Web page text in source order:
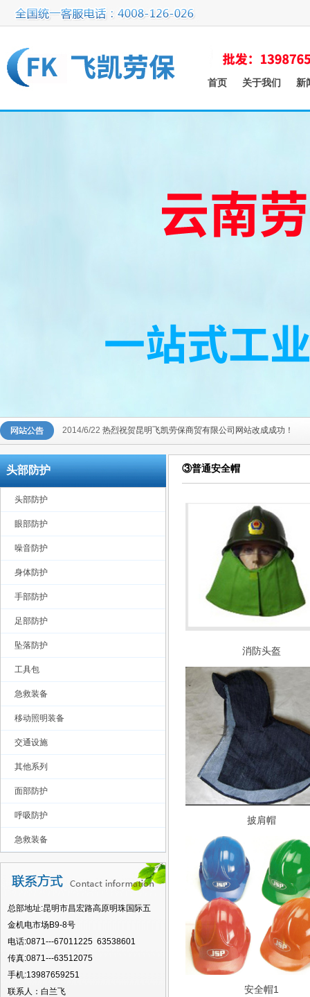
首页 关于我们 新
2014/6/22 热烈祝贺昆明飞凯劳保商贸有限公司网站改成成功！
头部防护
头部防护
眼部防护
噪音防护
身体防护
手部防护
足部防护
坠落防护
工具包
急救装备
移动照明装备
交通设施
其他系列
面部防护
呼吸防护
急救装备
总部地址:昆明市昌宏路高原明珠国际五
金机电市场B9-8号
电话:0871---67011225 63538601
传真:0871---63512075
手机:13987659251
联系人：白兰飞
③普通安全帽
消防头盔
披肩帽
安全帽1